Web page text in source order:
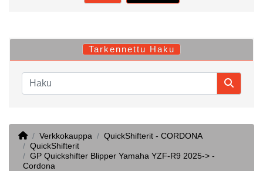
Tarkennettu Haku
HomeVerkkokauppa
QuickShifterit - CORDONA
QuickShifterit
GP Quickshifter Blipper Yamaha YZF-R9 2025-> -
Cordona